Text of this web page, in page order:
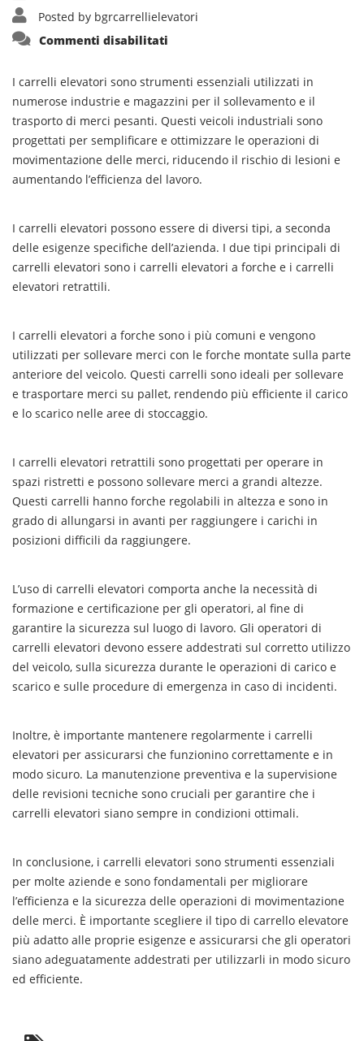
Posted by bgrcarrellielevatori
Commenti disabilitati
ed
dei
Carrelli
Elevatori
Industriali”
in
Italian
would
be:
ed
Efficiente
dei
Carrelli
Elevatori
already
in
Italian.
I carrelli elevatori sono strumenti essenziali utilizzati in
numerose industrie e magazzini per il sollevamento e il
trasporto di merci pesanti. Questi veicoli industriali sono
progettati per semplificare e ottimizzare le operazioni di
movimentazione delle merci, riducendo il rischio di lesioni e
aumentando l’efficienza del lavoro.
I carrelli elevatori possono essere di diversi tipi, a seconda
delle esigenze specifiche dell’azienda. I due tipi principali di
carrelli elevatori sono i carrelli elevatori a forche e i carrelli
elevatori retrattili.
I carrelli elevatori a forche sono i più comuni e vengono
utilizzati per sollevare merci con le forche montate sulla parte
anteriore del veicolo. Questi carrelli sono ideali per sollevare
e trasportare merci su pallet, rendendo più efficiente il carico
e lo scarico nelle aree di stoccaggio.
I carrelli elevatori retrattili sono progettati per operare in
spazi ristretti e possono sollevare merci a grandi altezze.
Questi carrelli hanno forche regolabili in altezza e sono in
grado di allungarsi in avanti per raggiungere i carichi in
posizioni difficili da raggiungere.
L’uso di carrelli elevatori comporta anche la necessità di
formazione e certificazione per gli operatori, al fine di
garantire la sicurezza sul luogo di lavoro. Gli operatori di
carrelli elevatori devono essere addestrati sul corretto utilizzo
del veicolo, sulla sicurezza durante le operazioni di carico e
scarico e sulle procedure di emergenza in caso di incidenti.
Inoltre, è importante mantenere regolarmente i carrelli
elevatori per assicurarsi che funzionino correttamente e in
modo sicuro. La manutenzione preventiva e la supervisione
delle revisioni tecniche sono cruciali per garantire che i
carrelli elevatori siano sempre in condizioni ottimali.
In conclusione, i carrelli elevatori sono strumenti essenziali
per molte aziende e sono fondamentali per migliorare
l’efficienza e la sicurezza delle operazioni di movimentazione
delle merci. È importante scegliere il tipo di carrello elevatore
più adatto alle proprie esigenze e assicurarsi che gli operatori
siano adeguatamente addestrati per utilizzarli in modo sicuro
ed efficiente.